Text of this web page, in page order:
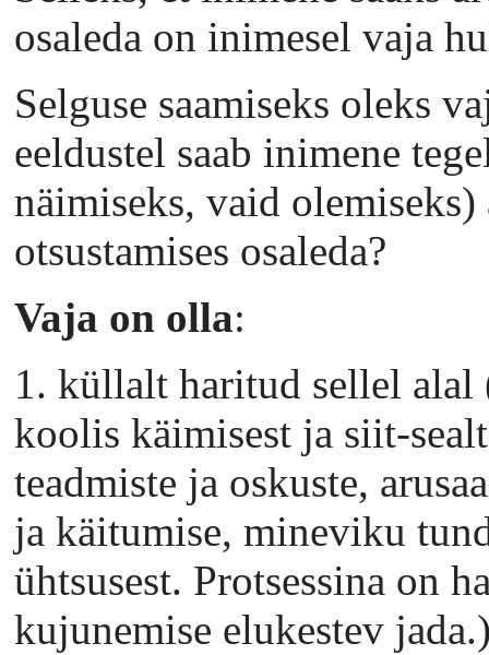
osaleda on inimesel vaja
Selguse saamiseks oleks
eeldustel saab inimene
näimiseks, vaid
otsustamises osaleda?
Vaja on olla:
1. küllalt haritud sellel
koolis käimisest ja siit-
teadmiste ja oskuste,
ja käitumise, mineviku
ühtsusest. Protsessina on
kujunemise elukestev